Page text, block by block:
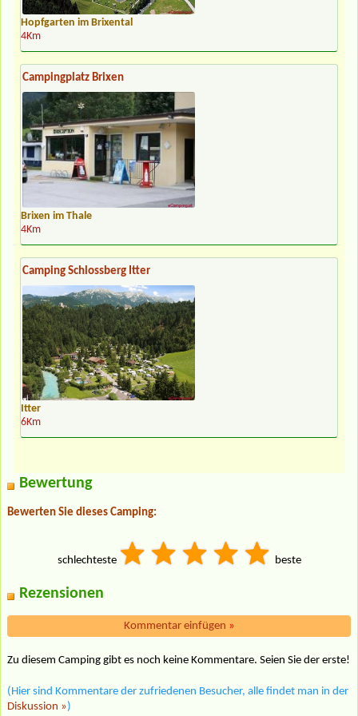
Hopfgarten im Brixental
4Km
Campingplatz Brixen
Brixen im Thale
4Km
Camping Schlossberg Itter
Itter
6Km
Bewertung
Bewerten Sie dieses Camping:
schlechteste beste
Rezensionen
Kommentar einfügen »
Zu diesem Camping gibt es noch keine Kommentare. Seien Sie der erste!
(Hier sind Kommentare der zufriedenen Besucher, alle findet man in der
Diskussion »)